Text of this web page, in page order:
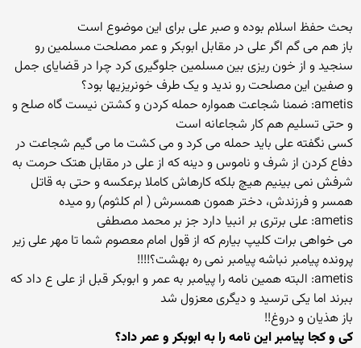
بحث حفظ اسلام بوده و صبر علی برای این موضوع است
باز هم می گم اگر علی در مقابل ابوبکر و عمر مصلحت مسلمین رو
سنجید و از خون ریزی بین مسلمین جلوگیری کرد چرا در قضایای جمل
و صفین این مصلحت رو ندید و یک طرف خونریزیها بود؟
ametis: ضمنا شجاعت همواره حمله کردن و کشتن نیست گاه صلح و
و حتی تسلیم هم کار شجاعانه است
کسی نگفته علی باید حمله می کرد و می کشت ما می گیم شجاعت در
دفاع کردن از شرف و ناموس و دینه که از علی در مقابل هتک حرمت به
شرفش نمی بینیم هیچ بلکه کارهاش کاملا برعکسه و حتی به قاتل
همسر و فرزندش، دختر همون همسرش ( ام کلثوم) رو میده
ametis: علی برتری بر انبیا دارد جز بر محمد مصطفی
می خواهی برات کلیپ بیارم که از قول امام معصوم شما تا مهر علی زیر
پرونده پیامبر نباشه پیامبر نمی ره بهشت؟!!!!
ametis: البته همین نامه را پیامبر به عمر و ابوبکر قبل از علی ع داد که
ببرند اما یکی ترسید و دیگری معزول شد
باز هذیان و دروغ!!
کی و کجا پیامبر این نامه را به ابوبکر و عمر داد؟